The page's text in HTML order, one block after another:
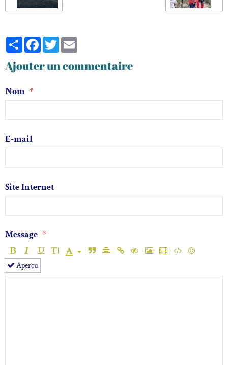
PartagerFacebook
Twitter
Ajouter un commentaire
Nom
E-mail
Site Internet
Message
Aperçu